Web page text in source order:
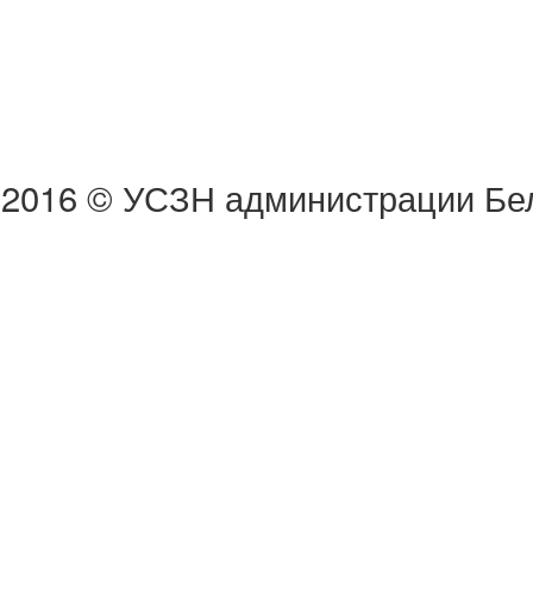
2016 © УСЗН администрации